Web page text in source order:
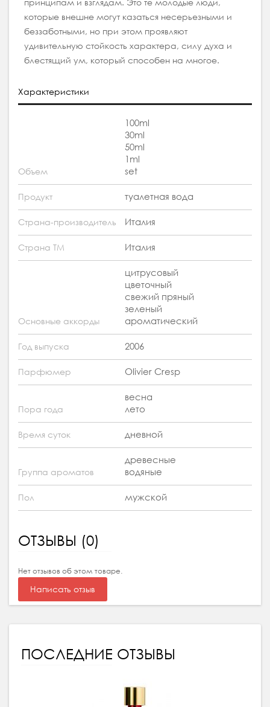
принципам и взглядам. Это те молодые люди,
которые внешне могут казаться несерьезными и
беззаботными, но при этом проявляют
удивительную стойкость характера, силу духа и
блестящий ум, который способен на многое.
Характеристики
Объем
100ml
30ml
50ml
1ml
set
Продукт туалетная вода
Страна-производитель Италия
Страна ТМ Италия
Основные аккорды
цитрусовый
цветочный
свежий пряный
зеленый
ароматический
Год выпуска 2006
Парфюмер Olivier Cresp
Пора года
весна
лето
Время суток дневной
Группа ароматов
древесные
водяные
Пол мужской
ОТЗЫВЫ (0)
Нет отзывов об этом товаре.
Написать отзыв
ПОСЛЕДНИЕ ОТЗЫВЫ